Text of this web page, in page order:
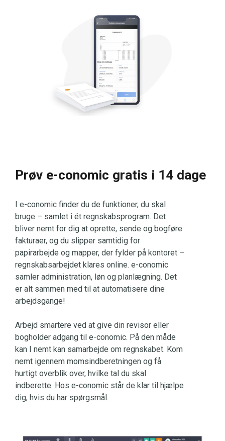
Prøv e-conomic gratis i 14 dage
I e-conomic finder du de funktioner, du skal
bruge – samlet i ét regnskabsprogram. Det
bliver nemt for dig at oprette, sende og bogføre
fakturaer, og du slipper samtidig for
papirarbejde og mapper, der fylder på kontoret –
regnskabsarbejdet klares online. e-conomic
samler administration, løn og planlægning. Det
er alt sammen med til at automatisere dine
arbejdsgange!
Arbejd smartere ved at give din revisor eller
bogholder adgang til e-conomic. På den måde
kan I nemt kan samarbejde om regnskabet. Kom
nemt igennem momsindberetningen og få
hurtigt overblik over, hvilke tal du skal
indberette. Hos e-conomic står de klar til hjælpe
dig, hvis du har spørgsmål.